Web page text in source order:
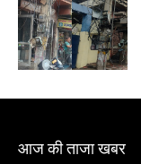
आज की ताजा खबर